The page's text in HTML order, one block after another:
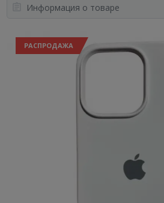
Информация о товаре
РАСПРОДАЖА